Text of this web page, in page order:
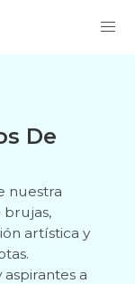
De
nuestra
brujas,
artística y
a